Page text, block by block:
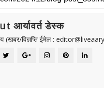
आर्यावर्त डेस्क
(खबर/विज्ञप्ति ईमेल :